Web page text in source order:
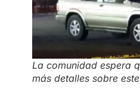
La comunidad espera
más detalles sobre